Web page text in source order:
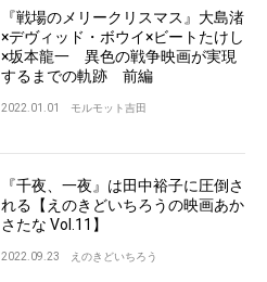
『戦場のメリークリスマス』大島渚
×デヴィッド・ボウイ×ビートたけし
×坂本龍一 異色の戦争映画が実現
するまでの軌跡 前編
2022.01.01 モルモット吉田
『千夜、一夜』は田中裕子に圧倒さ
れる【えのきどいちろうの映画あか
さたな Vol.11】
2022.09.23 えのきどいちろう